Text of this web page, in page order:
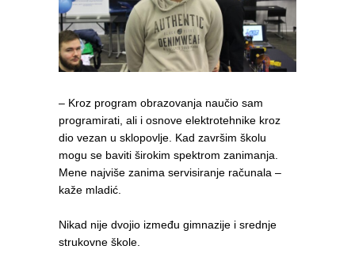
– Kroz program obrazovanja naučio sam
programirati, ali i osnove elektrotehnike kroz
dio vezan u sklopovlje. Kad završim školu
mogu se baviti širokim spektrom zanimanja.
Mene najviše zanima servisiranje računala –
kaže mladić.
Nikad nije dvojio između gimnazije i srednje
strukovne škole.